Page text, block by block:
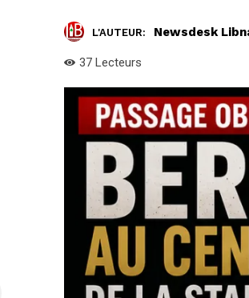
L'AUTEUR: Newsdesk
37 Lecteurs